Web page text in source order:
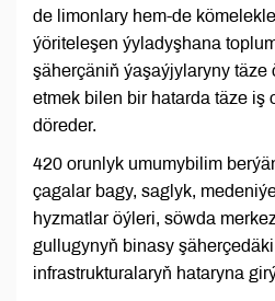
de limonlary hem-de
ýöriteleşen ýyladyşhana
şäherçäniň ýaşaýjylaryny täze
etmek bilen bir hatarda täze iş
döreder.
420 orunlyk umumybilim
çagalar bagy, saglyk,
hyzmatlar öýleri, söwda
gullugynyň binasy
infrastrukturalaryň hataryna